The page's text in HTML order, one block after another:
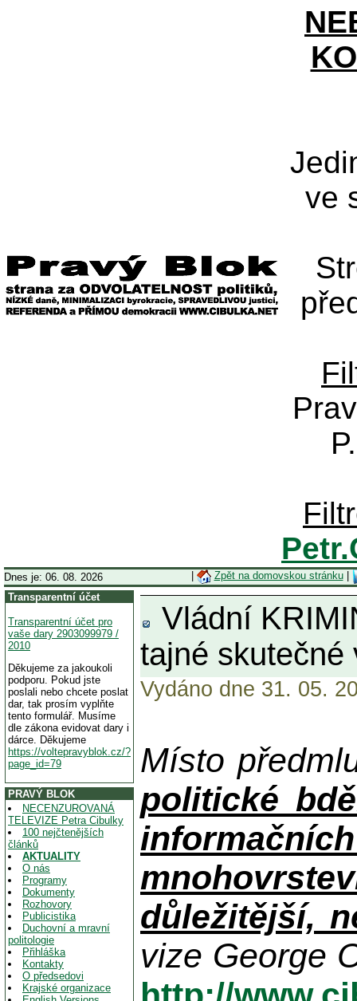
ve
Dnes je: 06. 08. 2026 Zpět na domovskou stránku|
Transparentní účet
Transparentní účet pro
vaše dary 2903099979 /
2010
Děkujeme za jakoukoli
podporu. Pokud jste
poslali nebo chcete poslat
dar, tak prosím vyplňte
tento formulář. Musíme
dle zákona evidovat dary i
dárce. Děkujeme
https://voltepravyblok.cz/?
page_id=79
PRAVÝ BLOK
NECENZUROVANÁ
TELEVIZE Petra Cibulky
100 nejčtenějších
článků
AKTUALITY
O nás
Programy
Dokumenty
Rozhovory
Publicistika
Duchovní a mravní
politologie
Přihláška
Kontakty
O předsedovi
Krajské organizace
Vládní
tajné skutečné
Vydáno dne 31. 05.
Místo
politické
důležitější,
vize George